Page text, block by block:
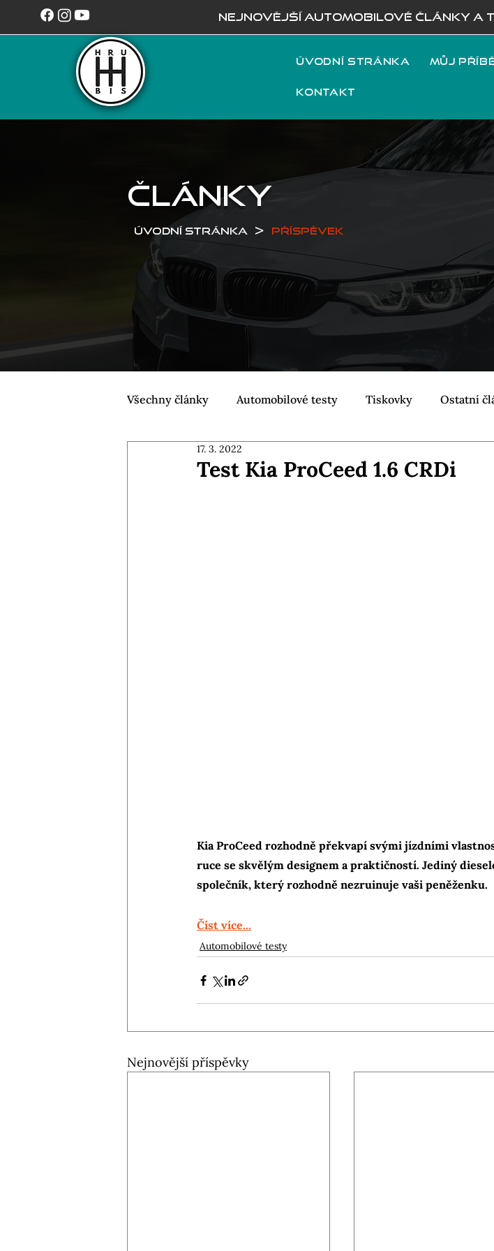
NEJNOVĚJŠÍ AUTOMOBILOVÉ ČLÁNKY A
Úvodní stránka Můj
Kontakt
ČLÁNKY
Úvodní stránka > Příspěvek
Všechny články Automobilové testy Tiskovky Ostatní
Test Kia ProCeed 1.6 CRDi
17. 3. 2022
Kia ProCeed rozhodně překvapí svými jízdními
ruce se skvělým designem a praktičností. Jediný
společník, který rozhodně nezruinuje vaši peněženku.
Číst více...
Automobilové testy
Nejnovější příspěvky